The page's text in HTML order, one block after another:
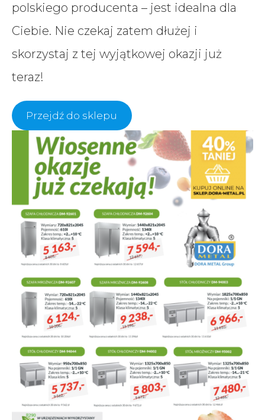
polskiego producenta – jest idealna dla
Ciebie. Nie czekaj zatem dłużej i
skorzystaj z tej wyjątkowej okazji już
teraz!
Przejdź do sklepu